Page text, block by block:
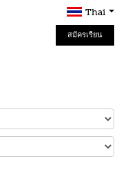
Thai
สมัครเรียน
Online